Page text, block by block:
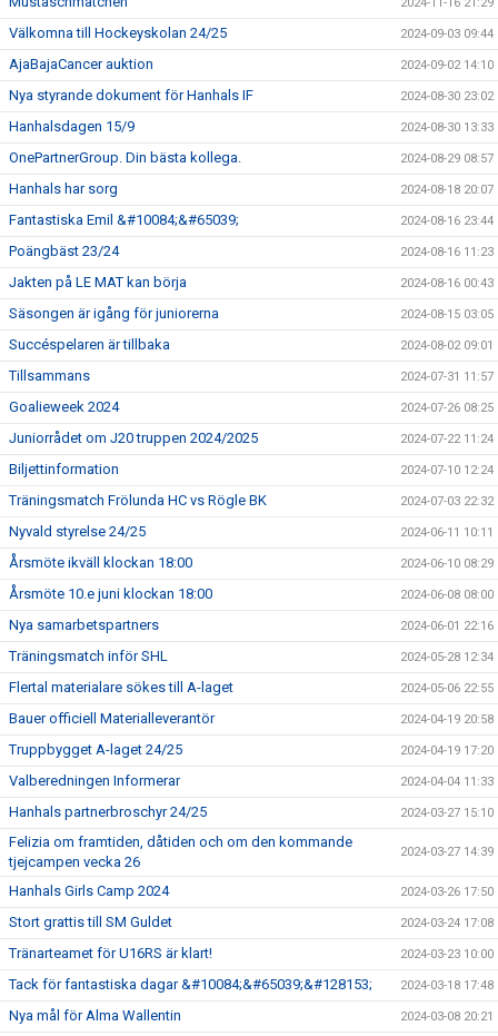
Välkomna till Hockeyskolan 24/25 2024-09-03 09:44
AjaBajaCancer auktion 2024-09-02 14:10
Nya styrande dokument för Hanhals IF 2024-08-30 23:02
Hanhalsdagen 15/9 2024-08-30 13:33
OnePartnerGroup. Din bästa kollega. 2024-08-29 08:57
Hanhals har sorg 2024-08-18 20:07
Fantastiska Emil &#10084;&#65039; 2024-08-16 23:44
Poängbäst 23/24 2024-08-16 11:23
Jakten på LE MAT kan börja 2024-08-16 00:43
Säsongen är igång för juniorerna 2024-08-15 03:05
Succéspelaren är tillbaka 2024-08-02 09:01
Tillsammans 2024-07-31 11:57
Goalieweek 2024 2024-07-26 08:25
Juniorrådet om J20 truppen 2024/2025 2024-07-22 11:24
Biljettinformation 2024-07-10 12:24
Träningsmatch Frölunda HC vs Rögle BK 2024-07-03 22:32
Nyvald styrelse 24/25 2024-06-11 10:11
Årsmöte ikväll klockan 18:00 2024-06-10 08:29
Årsmöte 10.e juni klockan 18:00 2024-06-08 08:00
Nya samarbetspartners 2024-06-01 22:16
Träningsmatch inför SHL 2024-05-28 12:34
Flertal materialare sökes till A-laget 2024-05-06 22:55
Bauer officiell Materialleverantör 2024-04-19 20:58
Truppbygget A-laget 24/25 2024-04-19 17:20
Valberedningen Informerar 2024-04-04 11:33
Hanhals partnerbroschyr 24/25 2024-03-27 15:10
Felizia om framtiden, dåtiden och om den kommande
tjejcampen vecka 26
2024-03-27 14:39
Hanhals Girls Camp 2024 2024-03-26 17:50
Stort grattis till SM Guldet 2024-03-24 17:08
Tränarteamet för U16RS är klart! 2024-03-23 10:00
Tack för fantastiska dagar &#10084;&#65039;&#128153; 2024-03-18 17:48
Nya mål för Alma Wallentin 2024-03-08 20:21